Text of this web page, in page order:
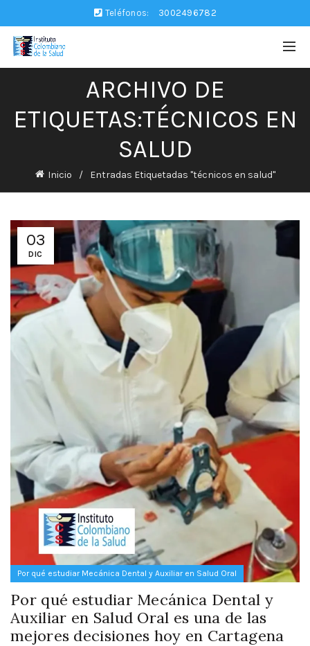
Teléfonos: 3002496782
ARCHIVO DE
ETIQUETAS:TÉCNICOS EN
SALUD
Inicio Entradas Etiquetadas "técnicos en salud"
03
DIC
Por qué estudiar Mecánica Dental y Auxiliar en Salud Oral
Por qué estudiar Mecánica Dental y
Auxiliar en Salud Oral es una de las
mejores decisiones hoy en Cartagena